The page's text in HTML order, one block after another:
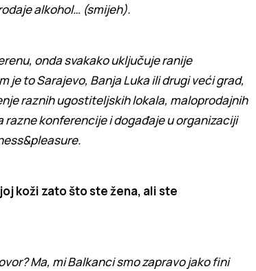
alkohol… (smijeh).
onda svakako uključuje ranije
je to Sarajevo, Banja Luka ili drugi veći grad,
raznih ugostiteljskih lokala, maloprodajnih
konferencije i događaje u organizaciji
koži zato što ste žena, ali ste
Ma, mi Balkanci smo zapravo jako fini